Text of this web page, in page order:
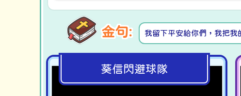
金句: 我留下平安給你們，我把
葵信閃避球隊